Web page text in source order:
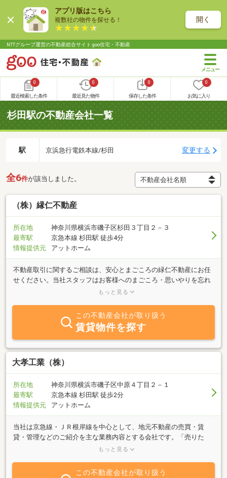
アプリ版はこちら
複数社の物件を探せる！ 開く
NTTグループ運営の不動産総合サイト goo住宅・不動産
0
最近検索した条件
0
最近見た物件
0
保存した条件
0
お気に入り
杉田駅の不動産会社一覧
駅 京浜急行電鉄本線/杉田 変更する
全6件が該当しました。
（株）縁仁不動産
所在地
神奈川県横浜市磯子区杉田３丁目２－３
最寄駅
京急本線 杉田駅 徒歩4分
情報提供元
アットホーム
不動産取引に関するご相談は、安心とまごころの緑仁不動産にお任
せください。当社スタッフはお客様へのまごころ・思いやりを忘れ
ず、コミュニケーションを何より大切に考えております。お客様の
よう、賃貸、売買物件のご要望にお応えしてまいります。お客様へ
の誠意がモットーの緑仁不動産へぜひご来店ください。
もっと見る
この不動産会社が取り扱う
賃貸物件を探す
大孝工業（株）
所在地
神奈川県横浜市磯子区中原４丁目２－１
最寄駅
京急本線 杉田駅 徒歩2分
情報提供元
アットホーム
当社は京急線・ＪＲ根岸線を中心として、地元不動産の売買・賃
貸・管理などのご紹介を主な業務内容とする会社です。「売りた
い」「買いたい」「借りたい」「貸したい」ご希望の方、不動産に
もっと見る
この不動産会社が取り扱う